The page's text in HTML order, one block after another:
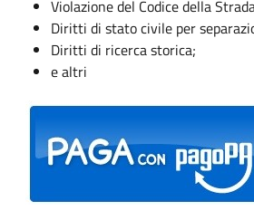
Violazione del Codice della
Diritti di stato civile per
Diritti di ricerca storica;
e altri